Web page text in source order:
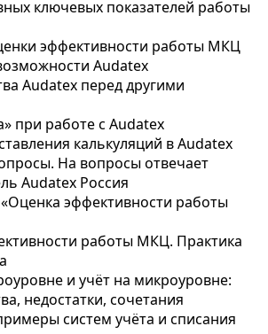
ключевых показателей работы
эффективности работы МКЦ
Audatex
Audatex перед другими
при работе с Audatex
калькуляций в Audatex
На вопросы отвечает
Audatex Россия
«Оценка эффективности работы
работы МКЦ. Практика
и учёт на микроуровне:
недостатки, сочетания
систем учёта и списания